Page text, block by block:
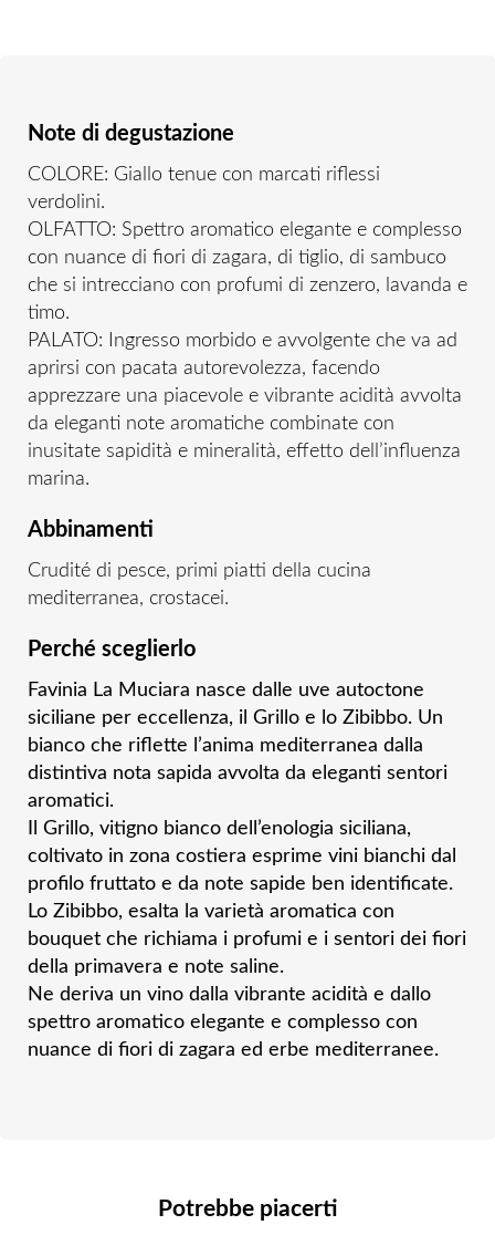
Note di degustazione
COLORE: Giallo tenue con marcati riflessi
verdolini.
OLFATTO: Spettro aromatico elegante e complesso
con nuance di fiori di zagara, di tiglio, di sambuco
che si intrecciano con profumi di zenzero, lavanda e
timo.
PALATO: Ingresso morbido e avvolgente che va ad
aprirsi con pacata autorevolezza, facendo
apprezzare una piacevole e vibrante acidità avvolta
da eleganti note aromatiche combinate con
inusitate sapidità e mineralità, effetto dell’influenza
marina.
Abbinamenti
Crudité di pesce, primi piatti della cucina
mediterranea, crostacei.
Perché sceglierlo
Favinia La Muciara nasce dalle uve autoctone
siciliane per eccellenza, il Grillo e lo Zibibbo. Un
bianco che riflette l’anima mediterranea dalla
distintiva nota sapida avvolta da eleganti sentori
aromatici.
Il Grillo, vitigno bianco dell’enologia siciliana,
coltivato in zona costiera esprime vini bianchi dal
profilo fruttato e da note sapide ben identificate.
Lo Zibibbo, esalta la varietà aromatica con
bouquet che richiama i profumi e i sentori dei fiori
della primavera e note saline.
Ne deriva un vino dalla vibrante acidità e dallo
spettro aromatico elegante e complesso con
nuance di fiori di zagara ed erbe mediterranee.
Potrebbe piacerti